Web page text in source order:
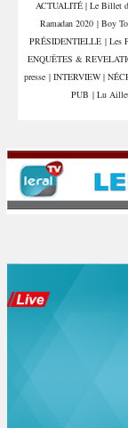
veille d'un
économique
ACTUALITÉ | Le Billet
Ramadan 2020 | Boy
PRÉSIDENTIELLE | Les
ENQUÊTES &
presse | INTERVIEW |
PUB | Lu